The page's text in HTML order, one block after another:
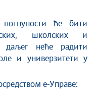
ће бити
школских и
даљег неће радити
и универзитети у
е-Управе: